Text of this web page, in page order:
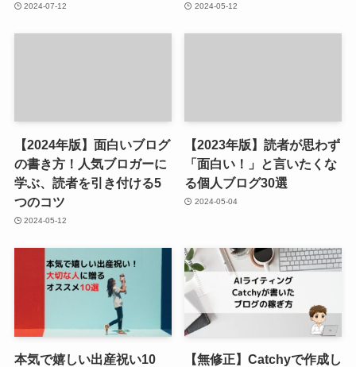
2024-07-12 2024-05-12
【2024年版】面白いブログ
の書き方！人気ブロガーに
学ぶ、読者を引き付ける5
つのコツ
2024-05-12
【2023年版】読者が思わず
「面白い！」と言いたくな
る個人ブログ30選
2024-05-04
本気で嬉しい出産祝い10
【無修正】Catchyで作成し